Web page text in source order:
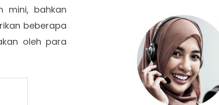
mini, bahkan
beberapa
oleh para